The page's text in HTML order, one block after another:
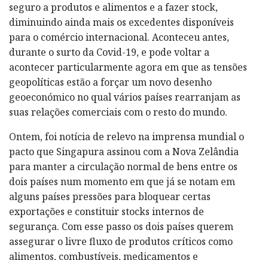
seguro a produtos e alimentos e a fazer stock,
diminuindo ainda mais os excedentes disponíveis
para o comércio internacional. Aconteceu antes,
durante o surto da Covid-19, e pode voltar a
acontecer particularmente agora em que as tensões
geopolíticas estão a forçar um novo desenho
geoeconómico no qual vários países rearranjam as
suas relações comerciais com o resto do mundo.
Ontem, foi notícia de relevo na imprensa mundial o
pacto que Singapura assinou com a Nova Zelândia
para manter a circulação normal de bens entre os
dois países num momento em que já se notam em
alguns países pressões para bloquear certas
exportações e constituir stocks internos de
segurança. Com esse passo os dois países querem
assegurar o livre fluxo de produtos críticos como
alimentos, combustíveis, medicamentos e